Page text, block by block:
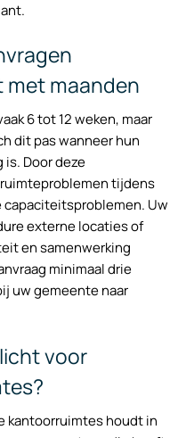
maanden
6 tot 12 weken, maar
dit pas wanneer hun
Door deze
tijdens
Uw
externe locaties of
en samenwerking
minimaal drie
uw gemeente naar
voor
kantoorruimtes houdt in